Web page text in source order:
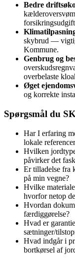
Bedre
skybrud —
Kommune.
Genbrug og
overbelaste
Øget
og korrekte
Spørgsmål du
Har I erfaring
lokale
Hvilken
påvirker det
Er tilladelse fra
på min vegne?
Hvilke
hvorfor netop
Hvordan
færdiggørelse?
Hvad er
sætninger/
Hvad indgår i
bortkørsel af